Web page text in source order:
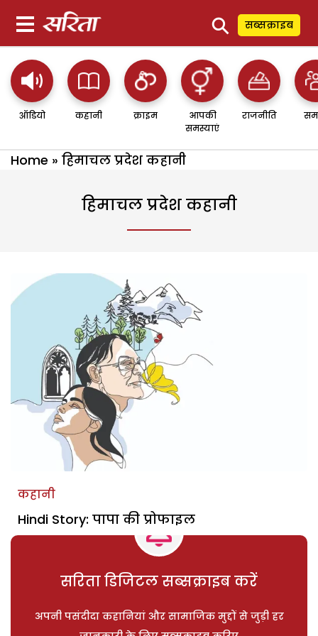
⚲ सब्सक्राइब
ऑडियो कहानी क्राइम
आपकी
समस्याएं
राजनीति
Home » हिमाचल प्रदेश कहानी
हिमाचल प्रदेश कहानी
कहानी
Hindi Story: पापा की प्रोफाइल
सरिता डिजिटल सब्सक्राइब करें
अपनी पसंदीदा कहानियां और सामाजिक मुद्दों से जुड़ी हर